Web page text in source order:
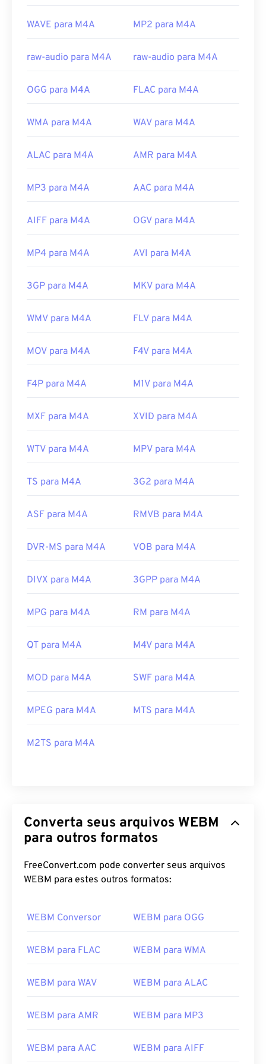
Lançamento inicial:
2001
https://en.wikipedia.org/wiki/MPEG-4_Part_14
https://www.loc.gov/preservation/digital/formats/fdd/
WAVE para M4A MP2 para M4A
raw-audio para M4A raw-audio para M4A
OGG para M4A FLAC para M4A
WMA para M4A WAV para M4A
ALAC para M4A AMR para M4A
MP3 para M4A AAC para M4A
AIFF para M4A OGV para M4A
MP4 para M4A AVI para M4A
3GP para M4A MKV para M4A
WMV para M4A FLV para M4A
MOV para M4A F4V para M4A
F4P para M4A M1V para M4A
MXF para M4A XVID para M4A
WTV para M4A MPV para M4A
TS para M4A 3G2 para M4A
ASF para M4A RMVB para M4A
DVR-MS para M4A VOB para M4A
DIVX para M4A 3GPP para M4A
MPG para M4A RM para M4A
QT para M4A M4V para M4A
MOD para M4A SWF para M4A
MPEG para M4A MTS para M4A
M2TS para M4A
Converta seus arquivos WEBM
para outros formatos
FreeConvert.com pode converter seus arquivos
WEBM para estes outros formatos:
WEBM Conversor WEBM para OGG
WEBM para FLAC WEBM para WMA
WEBM para WAV WEBM para ALAC
WEBM para AMR WEBM para MP3
WEBM para AAC WEBM para AIFF